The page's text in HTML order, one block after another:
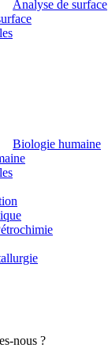
Analyse de surface
Biologie humaine
nous ?